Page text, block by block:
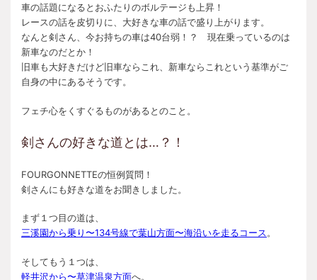
車の話題になるとおふたりのボルテージも上昇！
レースの話を皮切りに、大好きな車の話で盛り上がります。
なんと剣さん、今お持ちの車は40台弱！？ 現在乗っているのは
新車なのだとか！
旧車も大好きだけど旧車ならこれ、新車ならこれという基準がご
自身の中にあるそうです。
フェチ心をくすぐるものがあるとのこと。
剣さんの好きな道とは…？！
FOURGONNETTEの恒例質問！
剣さんにも好きな道をお聞きしました。
まず１つ目の道は、
三溪園から乗り〜134号線で葉山方面〜海沿いを走るコース 。
そしてもう１つは、
軽井沢から〜草津温泉方面へ。